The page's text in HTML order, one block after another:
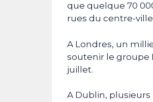
que quelque 70
rues du centre-
A Londres, un
soutenir le groupe
juillet.
A Dublin,